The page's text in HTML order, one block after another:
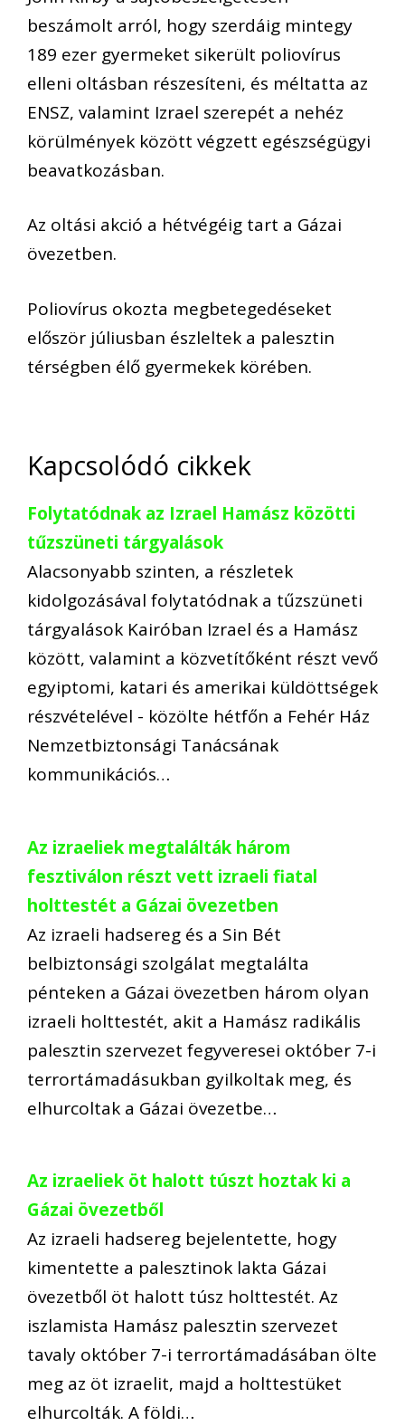
beszámolt arról, hogy szerdáig mintegy
189 ezer gyermeket sikerült poliovírus
elleni oltásban részesíteni, és méltatta az
ENSZ, valamint Izrael szerepét a nehéz
körülmények között végzett egészségügyi
beavatkozásban.
Az oltási akció a hétvégéig tart a Gázai
övezetben.
Poliovírus okozta megbetegedéseket
először júliusban észleltek a palesztin
térségben élő gyermekek körében.
Kapcsolódó cikkek
Folytatódnak az Izrael Hamász közötti
tűzszüneti tárgyalások
Alacsonyabb szinten, a részletek
kidolgozásával folytatódnak a tűzszüneti
tárgyalások Kairóban Izrael és a Hamász
között, valamint a közvetítőként részt vevő
egyiptomi, katari és amerikai küldöttségek
részvételével - közölte hétfőn a Fehér Ház
Nemzetbiztonsági Tanácsának
kommunikációs…
Az izraeliek megtalálták három
fesztiválon részt vett izraeli fiatal
holttestét a Gázai övezetben
Az izraeli hadsereg és a Sin Bét
belbiztonsági szolgálat megtalálta
pénteken a Gázai övezetben három olyan
izraeli holttestét, akit a Hamász radikális
palesztin szervezet fegyveresei október 7-i
terrortámadásukban gyilkoltak meg, és
elhurcoltak a Gázai övezetbe…
Az izraeliek öt halott túszt hoztak ki a
Gázai övezetből
Az izraeli hadsereg bejelentette, hogy
kimentette a palesztinok lakta Gázai
övezetből öt halott túsz holttestét. Az
iszlamista Hamász palesztin szervezet
tavaly október 7-i terrortámadásában ölte
meg az öt izraelit, majd a holttestüket
elhurcolták. A földi…